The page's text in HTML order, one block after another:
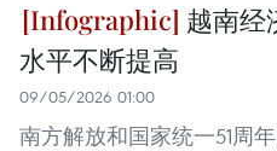
越南经
水平不断提高
09/05/2026 01:00
南方解放和国家统一51周